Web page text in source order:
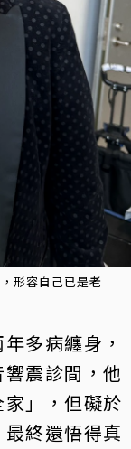
形容自己已是老
多病纏身，
震診間，他
」，但礙於
終還悟得真